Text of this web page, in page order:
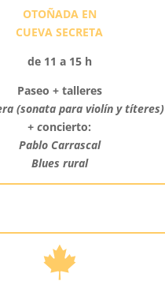
OTOÑADA EN
CUEVA SECRETA
de 11 a 15 h
Paseo + talleres
(sonata para violín y títeres)
+ concierto:
Pablo Carrascal
Blues rural
